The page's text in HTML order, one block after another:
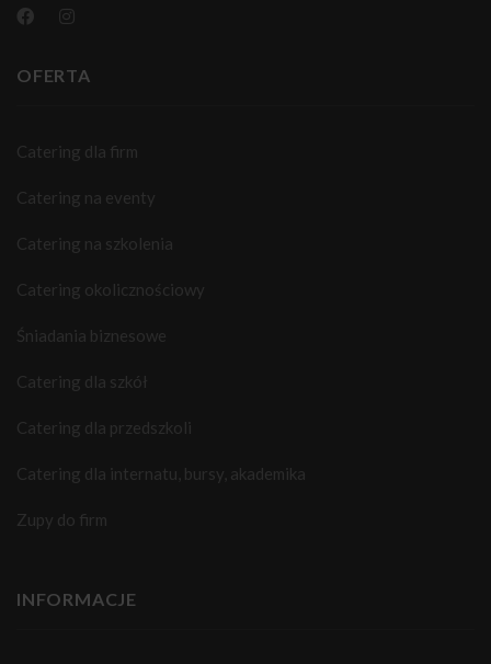
OFERTA
Catering dla firm
Catering na eventy
Catering na szkolenia
Catering okolicznościowy
Śniadania biznesowe
Catering dla szkół
Catering dla przedszkoli
Catering dla internatu, bursy, akademika
Zupy do firm
INFORMACJE